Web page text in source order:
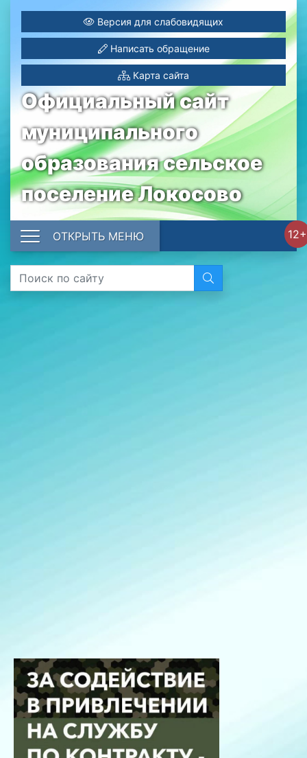
Официальный сайт
муниципального
образования сельское
поселение Локосово
Версия для слабовидящих
Написать обращение
Карта сайта
12+
ОТКРЫТЬ МЕНЮ